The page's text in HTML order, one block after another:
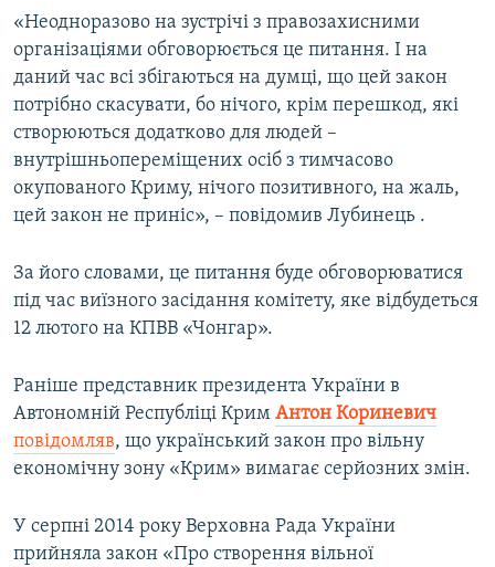
«Неодноразово на зустрічі з правозахисними
організаціями обговорюється це питання. І на
даний час всі збігаються на думці, що цей закон
потрібно скасувати, бо нічого, крім перешкод, які
створюються додатково для людей –
внутрішньопереміщених осіб з тимчасово
окупованого Криму, нічого позитивного, на жаль,
цей закон не приніс», – повідомив Лубинець .
За його словами, це питання буде обговорюватися
під час виїзного засідання комітету, яке відбудеться
12 лютого на КПВВ «Чонгар».
Раніше представник президента України в
Автономній Республіці Крим Антон Кориневич
повідомляв, що український закон про вільну
економічну зону «Крим» вимагає серйозних змін.
У серпні 2014 року Верховна Рада України
прийняла закон «Про створення вільної